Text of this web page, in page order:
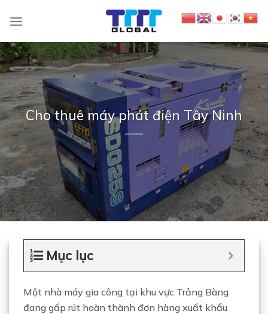
i
p
t
o
c
o
t
e
n
t
Cho thuê máy phát điện Tây Ninh
Mục lục
Một nhà máy gia công tại khu vực Trảng Bàng
đang gấp rút hoàn thành đơn hàng xuất khẩu